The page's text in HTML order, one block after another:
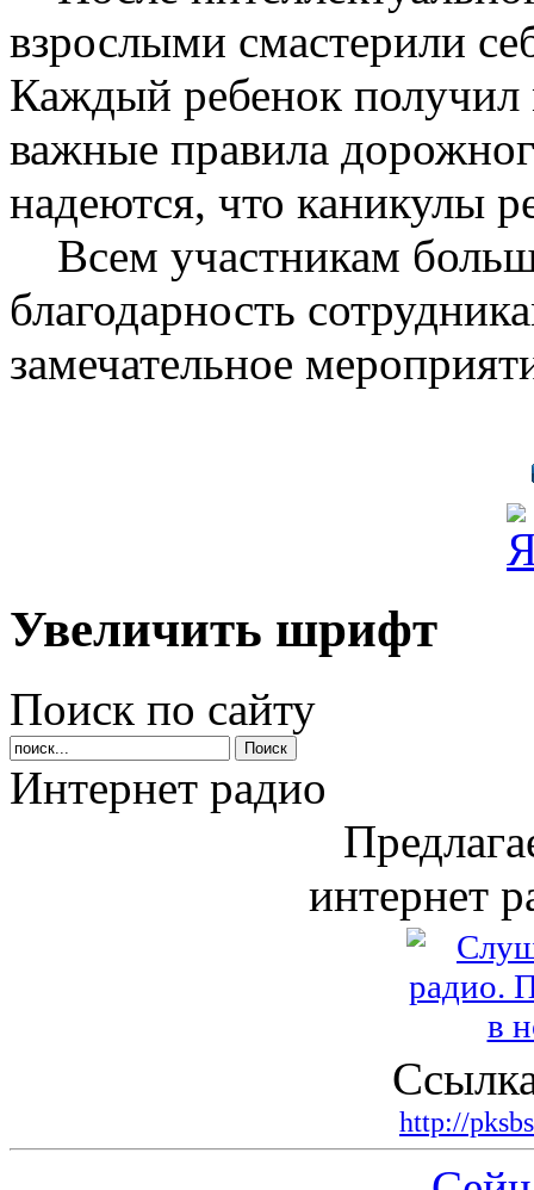
взрослыми смастерили
Каждый ребенок получил
важные правила
надеются, что каникулы
Всем участникам
благодарность
замечательное
Увеличить шрифт
Поиск по сайту
Интернет радио
интернет
http://